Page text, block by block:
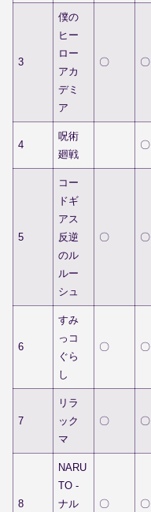
3
僕の
ヒー
ロー
アカ
デミ
ア
〇 〇
4
呪術
廻戦
〇
5
コー
ドギ
アス
反逆
のル
ルー
シュ
〇 〇
6
すみ
っコ
ぐら
し
〇 〇
7
リラ
ック
マ
〇 〇
8
NARU
TO -
ナル
〇 〇